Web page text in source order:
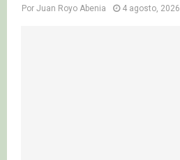
Por Juan Royo Abenia 4 agosto, 2026